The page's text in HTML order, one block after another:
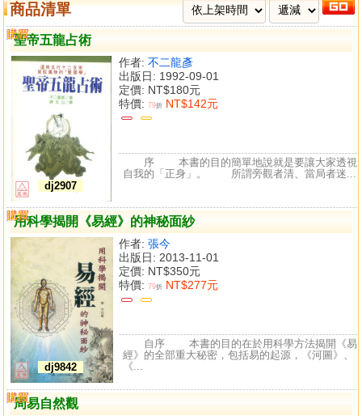
商品清單
聖帝五龍占術
dj2907
作者: 不二龍彥
出版日: 1992-09-01
定價: NT$180元
特價: 79折 NT$142元
購買
比較
序 本書的目的簡單地說就是要讓大家透視
自我的「正身」。 所謂旁觀者清、當局者迷...
用科學揭開《易經》的神秘面紗
dj9842
作者: 張今
出版日: 2013-11-01
定價: NT$350元
特價: 79折 NT$277元
購買
比較
自序 本書的目的在於用科學方法揭開《易
經》的全部重大秘密，包括易的起源，《河圖》、
《...
周易自然觀
購買
比較